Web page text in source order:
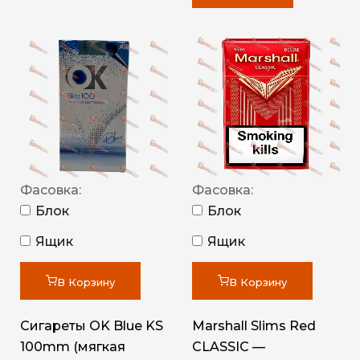
Фасовка:
Блок
Ящик
В Корзину
Сигареты OK Blue KS
100mm (мягкая
Фасовка:
Блок
Ящик
В Корзину
Marshall Slims Red
CLASSIC —